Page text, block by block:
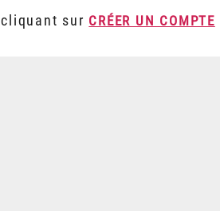
sur CRÉER UN COMPTE